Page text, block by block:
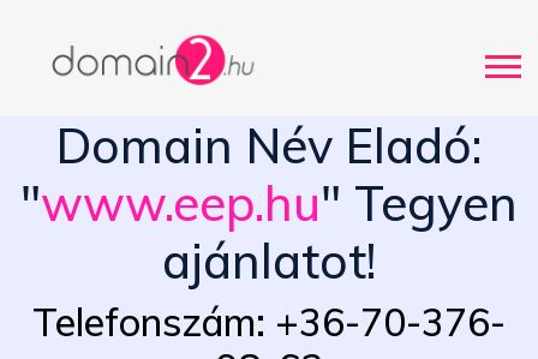
Domain Név Eladó:
"www.eep.hu" Tegyen
ajánlatot!
Telefonszám: +36-70-376-